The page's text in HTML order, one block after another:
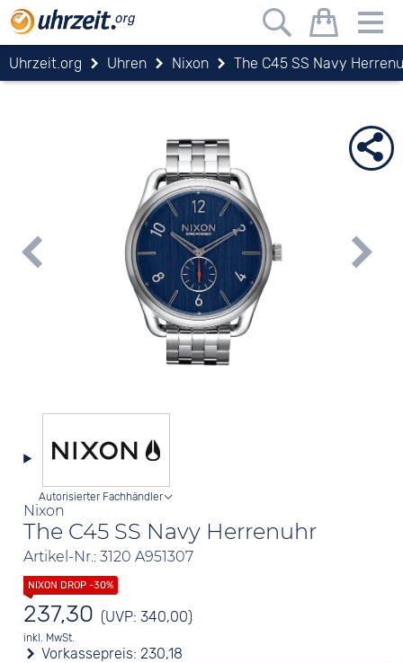
Uhrzeit.org Uhren Nixon The C45 SS Navy
Nixon
The C45 SS Navy Herrenuhr
Artikel-Nr.: 3120 A951307
Autorisierter Fachhändler
237,30 (UVP: 340,00)
inkl. MwSt.
Vorkassepreis:230,18